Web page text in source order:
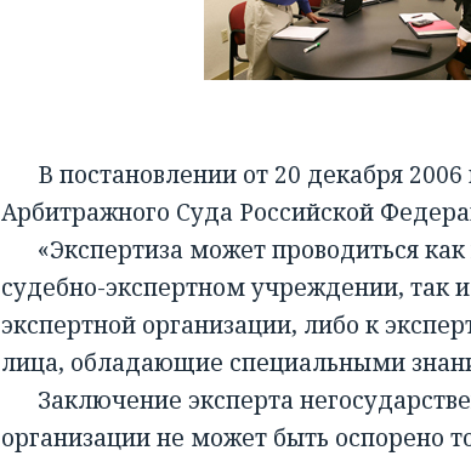
В постановлении от 20 декабря
Арбитражного Суда Российской
«Экспертиза может проводиться как
судебно-экспертном учреждении, так
экспертной организации, либо к
лица, обладающие специальными
Заключение эксперта
организации не может быть оспорено